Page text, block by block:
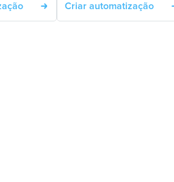
Criar automatização